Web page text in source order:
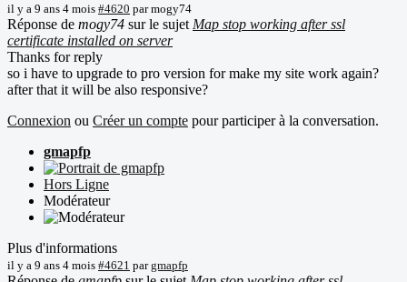
il y a 9 ans 4 mois #4620 parmogy74
Réponse de mogy74 sur le sujet Map stop working after ssl
certificate installed on server
Thanks for reply
so i have to upgrade to pro version for make my site work again?
after that it will be also responsive?
Connexion ou Créer un compte pour participer à la conversation.
gmapfp
Hors Ligne
Modérateur
Plus d'informations
il y a 9 ans 4 mois #4621 pargmapfp